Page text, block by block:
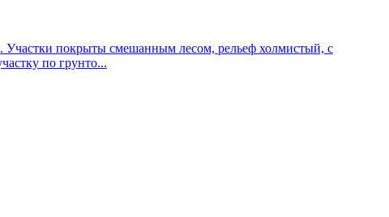
Участки покрыты смешанным лесом, рельеф холмистый, с
по грунто...